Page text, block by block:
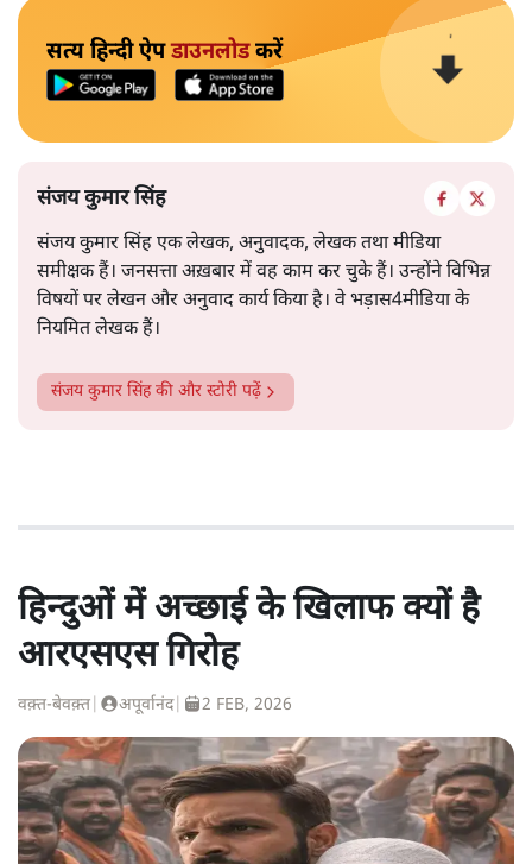
सत्य हिन्दी ऐपडाउनलोडकरें
संजय कुमार सिंह
संजय कुमार सिंह एक लेखक, अनुवादक, लेखक तथा मीडिया
समीक्षक हैं। जनसत्ता अख़बार में वह काम कर चुके हैं। उन्होंने विभिन्न
विषयों पर लेखन और अनुवाद कार्य किया है। वे भड़ास4मीडिया के
नियमित लेखक हैं।
संजय कुमार सिंहकी और स्टोरी पढ़ें
हिन्दुओं में अच्छाई के खिलाफ क्यों है
आरएसएस गिरोह
वक़्त-बेवक़्त अपूर्वानंद| 2 FEB, 2026